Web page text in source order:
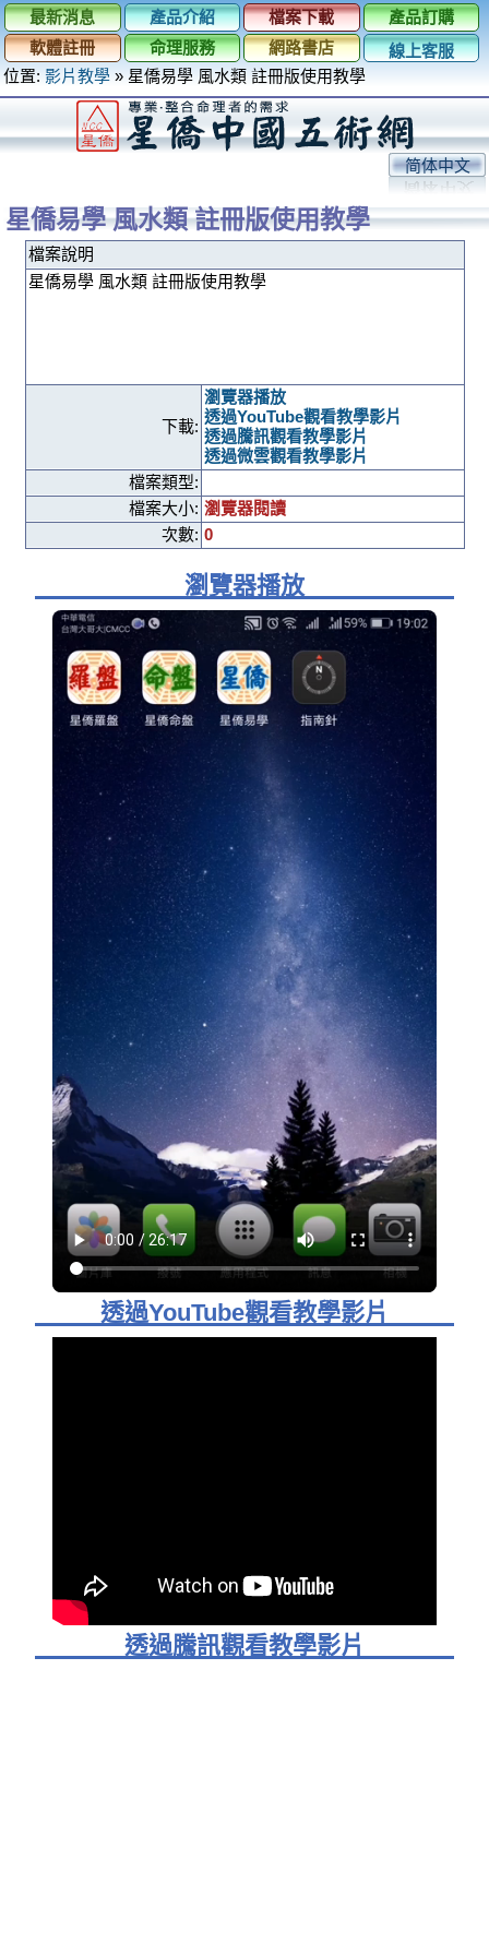
最新消息 產品介紹 檔案下載
產品訂購
軟體註冊
命理服務 網路書店
線上客服
位置: 影片教學 » 星僑易學 風水類 註冊版使用教學
简体中文
星僑易學 風水類 註冊版使用教學
檔案說明
星僑易學 風水類 註冊版使用教學
下載:
瀏覽器播放
透過YouTube觀看教學影片
透過騰訊觀看教學影片
透過微雲觀看教學影片
檔案類型:
檔案大小: 瀏覽器閱讀
次數: 0
瀏覽器播放
透過YouTube觀看教學影片
透過騰訊觀看教學影片